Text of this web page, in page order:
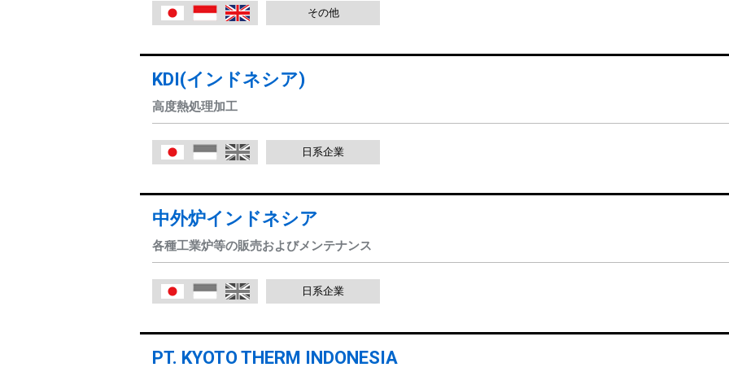
日本語 Indonesia その他
KDI(インドネシア)
高度熱処理加工
日本語 Indonesia 日系企業
中外炉インドネシア
各種工業炉等の販売およびメンテナンス
日本語 Indonesia 日系企業
PT. KYOTO THERM INDONESIA